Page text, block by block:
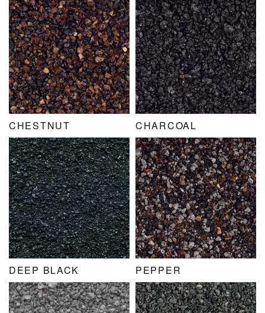
CHESTNUT CHARCOAL
DEEP BLACK PEPPER